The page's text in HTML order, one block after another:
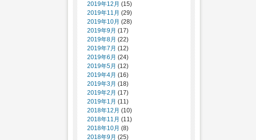
2019年12月 (15)
2019年11月 (29)
2019年10月 (28)
2019年9月 (17)
2019年8月 (22)
2019年7月 (12)
2019年6月 (24)
2019年5月 (12)
2019年4月 (16)
2019年3月 (18)
2019年2月 (17)
2019年1月 (11)
2018年12月 (10)
2018年11月 (11)
2018年10月 (8)
2018年9月 (25)